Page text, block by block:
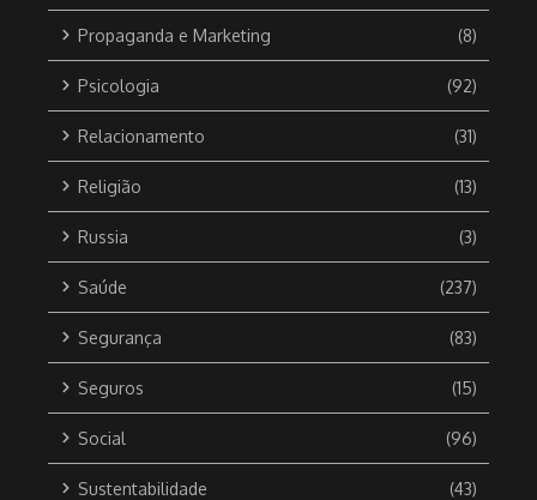
Propaganda e Marketing (8)
Psicologia (92)
Relacionamento (31)
Religião (13)
Russia (3)
Saúde (237)
Segurança (83)
Seguros (15)
Social (96)
Sustentabilidade (43)